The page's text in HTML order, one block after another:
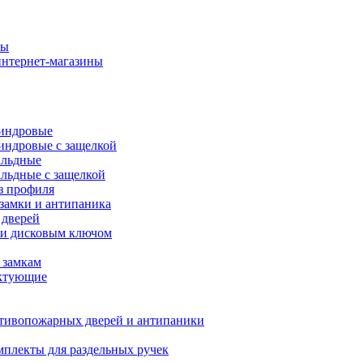
магазины
с защелкой
с защелкой
профиля
и антипаника
дисковым ключом
дверей и антипаники
для раздельных ручек